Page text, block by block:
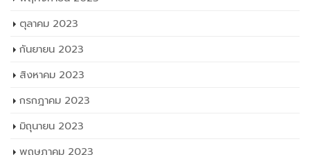
กันยายน 2023
สิงหาคม 2023
กรกฎาคม 2023
มิถุนายน 2023
พฤษภาคม 2023
เมษายน 2023